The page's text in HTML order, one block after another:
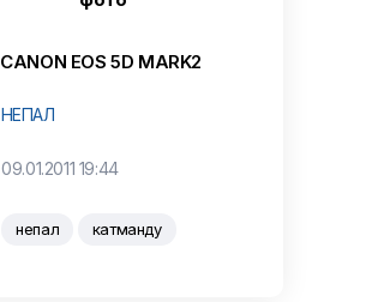
CANON EOS 5D MARK2
НЕПАЛ
09.01.2011 19:44
непал катманду